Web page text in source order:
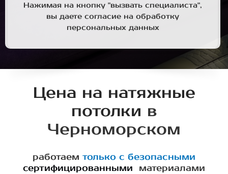
Нажимая на кнопку "вызвать специалиста",
вы даете согласие на обработку
персональных данных
Цена на натяжные
потолки в
Черноморском
работаем только с безопасными
сертифицированными
материалами